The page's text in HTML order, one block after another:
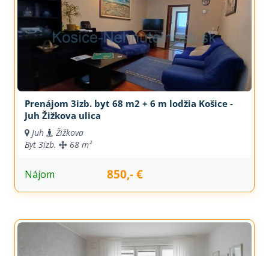
Prenájom 3izb. byt 68 m2 + 6 m lodžia Košice -
Juh Žižkova ulica
Juh
Žižkova
Byt 3izb. 68 m²
Nájom 850,- €